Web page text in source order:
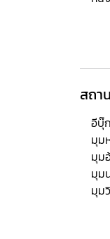
สถา
อีบุ๊
มุม
มุม
มุม
มุม